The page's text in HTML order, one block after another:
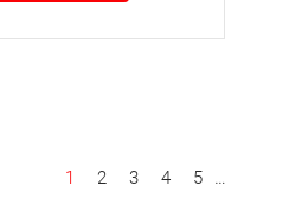
Текущая страница
1 Страница
2 Страница
3 Страница
4 Страница
5 …